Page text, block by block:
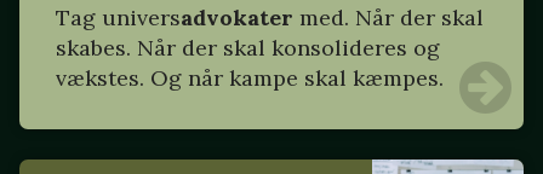
Tag universadvokater med. Når der skal
skabes. Når der skal konsolideres og
vækstes. Og når kampe skal kæmpes.